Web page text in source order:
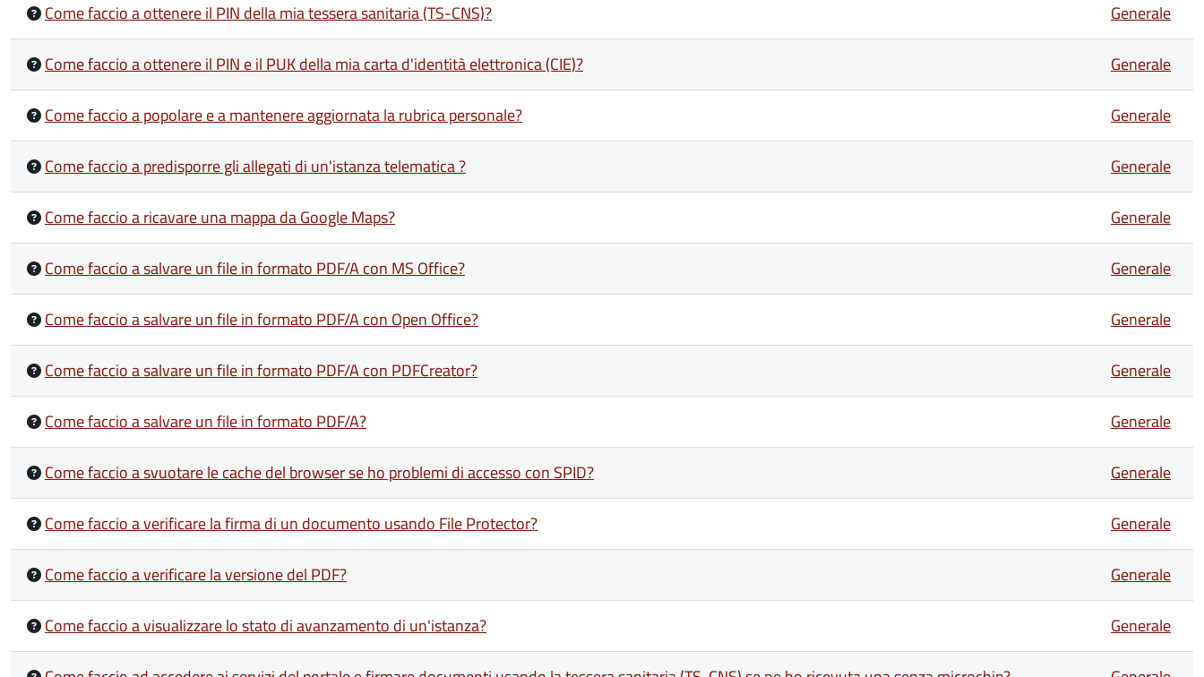
Come faccio a ottenere il PIN della mia tessera sanitaria (TS-CNS)? Generale
Come faccio a ottenere il PIN e il PUK della mia carta d'identità elettronica (CIE)? Generale
Come faccio a popolare e a mantenere aggiornata la rubrica personale? Generale
Come faccio a predisporre gli allegati di un'istanza telematica ? Generale
Come faccio a ricavare una mappa da Google Maps? Generale
Come faccio a salvare un file in formato PDF/A con MS Office? Generale
Come faccio a salvare un file in formato PDF/A con Open Office? Generale
Come faccio a salvare un file in formato PDF/A con PDFCreator? Generale
Come faccio a salvare un file in formato PDF/A? Generale
Come faccio a svuotare le cache del browser se ho problemi di accesso con SPID? Generale
Come faccio a verificare la firma di un documento usando File Protector? Generale
Come faccio a verificare la versione del PDF? Generale
Come faccio a visualizzare lo stato di avanzamento di un'istanza? Generale